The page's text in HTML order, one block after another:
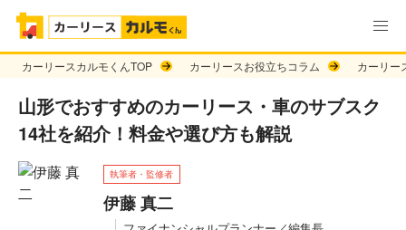
カーリースカルモくんTOP カーリースお役立ちコラム カーリー
山形でおすすめのカーリース・車のサブスク
14社を紹介！料金や選び方も解説
執筆者・監修者
伊藤 真二